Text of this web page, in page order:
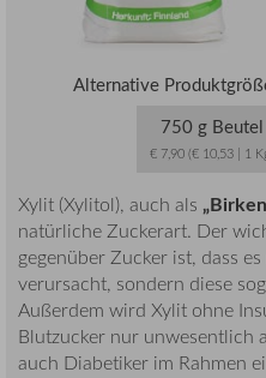
Alternative
750 g Beutel
€ 7,90 (€ 10,53 | 1
Xylit (Xylitol), auch als
natürliche Zuckerart. Der
gegenüber Zucker ist, dass
verursacht, sondern diese
Außerdem wird Xylit ohne
Blutzucker nur unwesentlich
auch Diabetiker im Rahmen